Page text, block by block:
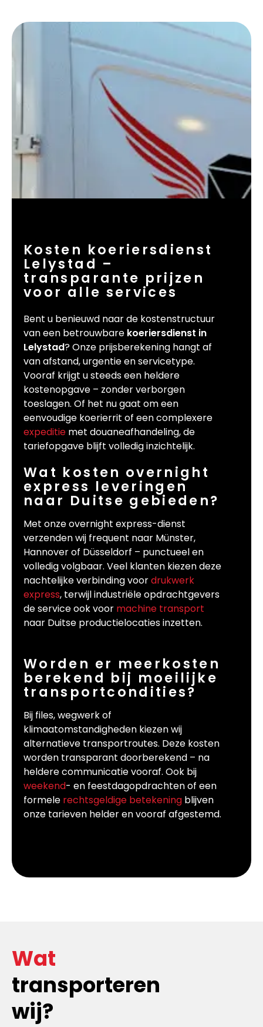
Kosten koeriersdienst
Lelystad –
transparante prijzen
voor alle services
Bent u benieuwd naar de kostenstructuur
van een betrouwbare koeriersdienst in
Lelystad? Onze prijsberekening hangt af
van afstand, urgentie en servicetype.
Vooraf krijgt u steeds een heldere
kostenopgave – zonder verborgen
toeslagen. Of het nu gaat om een
eenvoudige koerierrit of een complexere
expeditie met douaneafhandeling, de
tariefopgave blijft volledig inzichtelijk.
Wat kosten overnight
express leveringen
naar Duitse gebieden?
Met onze overnight express-dienst
verzenden wij frequent naar Münster,
Hannover of Düsseldorf – punctueel en
volledig volgbaar. Veel klanten kiezen deze
nachtelijke verbinding voordrukwerk
express, terwijl industriële opdrachtgevers
de service ook voor machine transport
naar Duitse productielocaties inzetten.
Worden er meerkosten
berekend bij moeilijke
transportcondities?
Bij files, wegwerk of
klimaatomstandigheden kiezen wij
alternatieve transportroutes. Deze kosten
worden transparant doorberekend – na
heldere communicatie vooraf. Ook bij
weekend- en feestdagopdrachten of een
formele rechtsgeldige betekening blijven
onze tarieven helder en vooraf afgestemd.
Wat
transporteren
wij?